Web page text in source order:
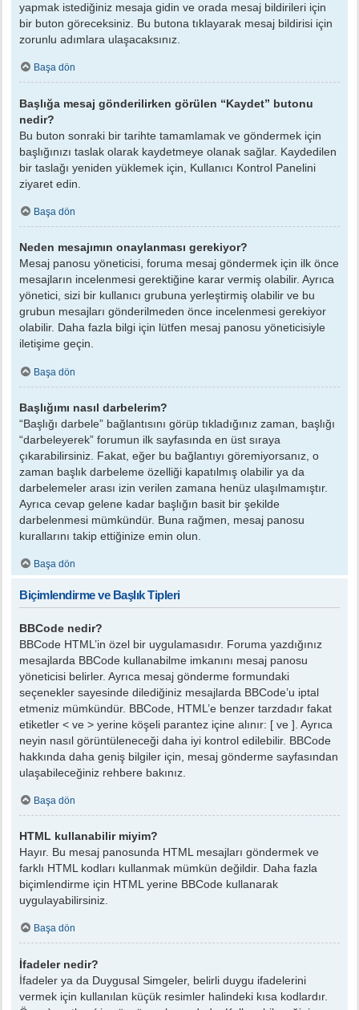
yapmak istediğiniz mesaja gidin ve orada mesaj bildirileri için
bir buton göreceksiniz. Bu butona tıklayarak mesaj bildirisi için
zorunlu adımlara ulaşacaksınız.
Başa dön
Başlığa mesaj gönderilirken görülen “Kaydet” butonu
nedir?
Bu buton sonraki bir tarihte tamamlamak ve göndermek için
başlığınızı taslak olarak kaydetmeye olanak sağlar. Kaydedilen
bir taslağı yeniden yüklemek için, Kullanıcı Kontrol Panelini
ziyaret edin.
Başa dön
Neden mesajımın onaylanması gerekiyor?
Mesaj panosu yöneticisi, foruma mesaj göndermek için ilk önce
mesajların incelenmesi gerektiğine karar vermiş olabilir. Ayrıca
yönetici, sizi bir kullanıcı grubuna yerleştirmiş olabilir ve bu
grubun mesajları gönderilmeden önce incelenmesi gerekiyor
olabilir. Daha fazla bilgi için lütfen mesaj panosu yöneticisiyle
iletişime geçin.
Başa dön
Başlığımı nasıl darbelerim?
“Başlığı darbele” bağlantısını görüp tıkladığınız zaman, başlığı
“darbeleyerek” forumun ilk sayfasında en üst sıraya
çıkarabilirsiniz. Fakat, eğer bu bağlantıyı göremiyorsanız, o
zaman başlık darbeleme özelliği kapatılmış olabilir ya da
darbelemeler arası izin verilen zamana henüz ulaşılmamıştır.
Ayrıca cevap gelene kadar başlığın basit bir şekilde
darbelenmesi mümkündür. Buna rağmen, mesaj panosu
kurallarını takip ettiğinize emin olun.
Başa dön
Biçimlendirme ve Başlık Tipleri
BBCode nedir?
BBCode HTML’in özel bir uygulamasıdır. Foruma yazdığınız
mesajlarda BBCode kullanabilme imkanını mesaj panosu
yöneticisi belirler. Ayrıca mesaj gönderme formundaki
seçenekler sayesinde dilediğiniz mesajlarda BBCode’u iptal
etmeniz mümkündür. BBCode, HTML’e benzer tarzdadır fakat
etiketler < ve > yerine köşeli parantez içine alınır: [ ve ]. Ayrıca
neyin nasıl görüntüleneceği daha iyi kontrol edilebilir. BBCode
hakkında daha geniş bilgiler için, mesaj gönderme sayfasından
ulaşabileceğiniz rehbere bakınız.
Başa dön
HTML kullanabilir miyim?
Hayır. Bu mesaj panosunda HTML mesajları göndermek ve
farklı HTML kodları kullanmak mümkün değildir. Daha fazla
biçimlendirme için HTML yerine BBCode kullanarak
uygulayabilirsiniz.
Başa dön
İfadeler nedir?
İfadeler ya da Duygusal Simgeler, belirli duygu ifadelerini
vermek için kullanılan küçük resimler halindeki kısa kodlardır.